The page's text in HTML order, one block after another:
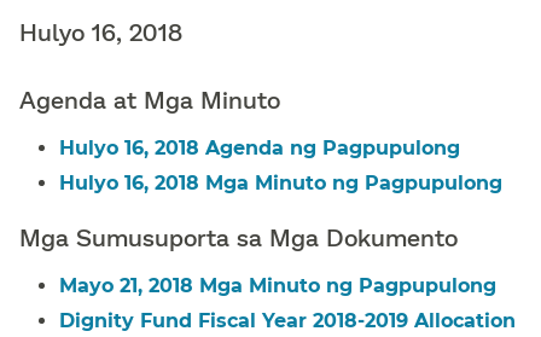
Hulyo 16, 2018​​
Agenda at Mga Minuto​​
Hulyo 16, 2018 Agenda ng Pagpupulong​​
Hulyo 16, 2018 Mga Minuto ng Pagpupulong​​
Mga Sumusuporta sa Mga Dokumento​​
Mayo 21, 2018 Mga Minuto ng Pagpupulong​​
Dignity Fund Fiscal Year 2018-2019 Allocation